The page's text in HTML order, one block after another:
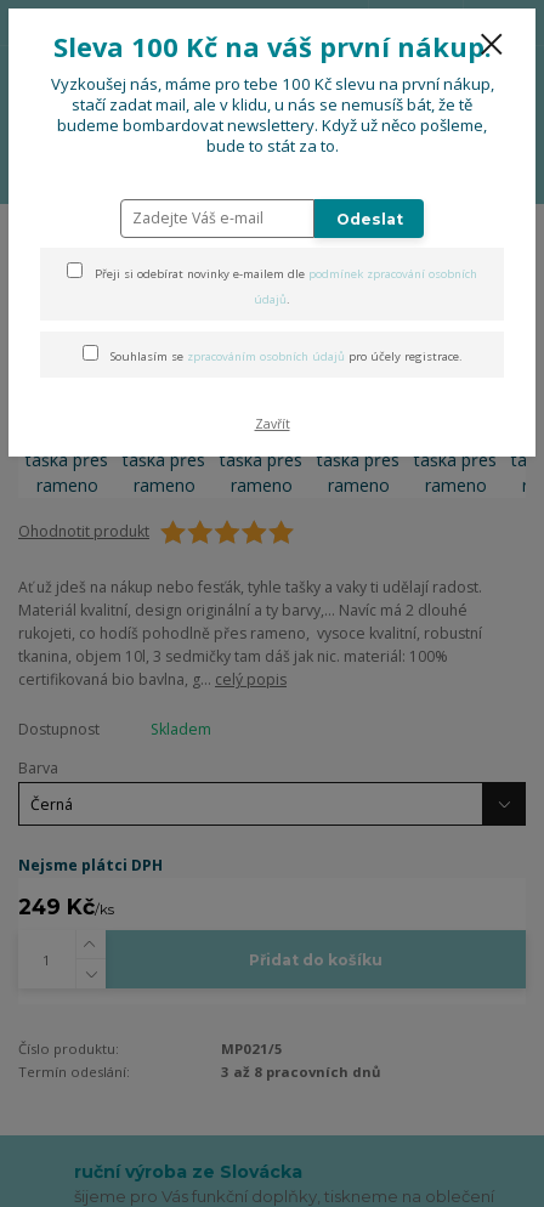
Menu
0 Kč
Folklorní taška přes rameno
Ohodnotit produkt
Ať už jdeš na nákup nebo fesťák, tyhle tašky a vaky ti udělají radost.
Materiál kvalitní, design originální a ty barvy,... Navíc má 2 dlouhé
rukojeti, co hodíš pohodlně přes rameno, vysoce kvalitní, robustní
tkanina, objem 10l, 3 sedmičky tam dáš jak nic. materiál: 100%
certifikovaná bio bavlna, g... celý popis
Dostupnost
Skladem
Barva
Nejsme plátci DPH
249 Kč/ks
Přidat do košíku
Číslo produktu:
MP021/5
Termín odeslání:
3 až 8 pracovních dnů
ruční výroba ze Slovácka
šijeme pro Vás funkční doplňky, tiskneme na oblečení
Sleva 100 Kč na váš první nákup.
Vyzkoušej nás, máme pro tebe 100 Kč slevu na první nákup,
stačí zadat mail, ale v klidu, u nás se nemusíš bát, že tě
budeme bombardovat newslettery. Když už něco pošleme,
bude to stát za to.
Odeslat
Přeji si odebírat novinky e-mailem dle podmínek zpracování osobních
údajů.
Souhlasím se zpracováním osobních údajů pro účely registrace.
Zavřít